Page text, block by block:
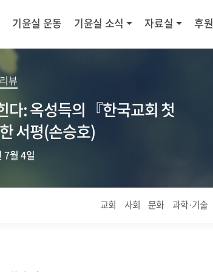
기윤실 운동 기윤실 소식 자료실 후원
뷰
다: 옥성득의 『한국교회 첫
서평(손승호)
7월 4일
교회 사회 문화 과학·기술